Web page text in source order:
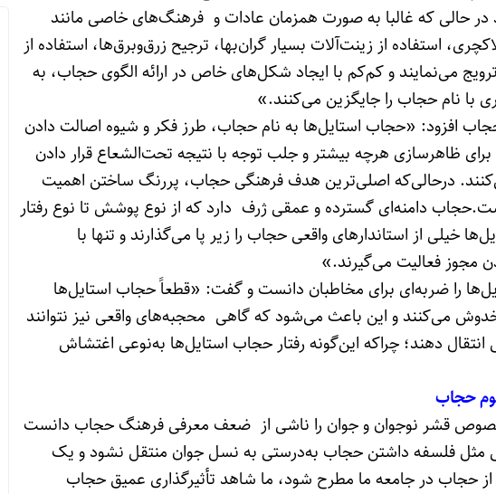
حالی که غالبا به صورت همزمان عادات و فرهنگ‌های خاصی مانند
استفاده از زینت‌آلات بسیار گران‌بها، ترجیح زرق‌وبرق‌ها، استفاده از
می‌نمایند و کم‌کم با ایجاد شکل‌های خاص در ارائه الگوی حجاب، به
نام حجاب را جایگزین می‌کنند.»
حجاب افزود: «حجاب استایل‌ها به نام حجاب، طرز فکر و شیوه اصالت دادن
ظاهرسازی هرچه بیشتر و جلب توجه با نتیجه تحت‌الشعاع قرار دادن
درحالی‌که اصلی‌ترین هدف فرهنگی حجاب، پررنگ ساختن اهمیت
دامنه‌ای گسترده‌ و عمقی ژرف دارد که از نوع پوشش تا نوع رفتار
خیلی از استاندارهای واقعی حجاب را زیر پا می‌گذارند و تنها با
مجوز فعالیت می‌گیرند.»
را ضربه‌ای برای مخاطبان دانست و گفت: «قطعاً حجاب استایل‌ها
می‌کنند و این باعث می‌شود که گاهی محجبه‌های واقعی نیز نتوانند
دهند؛ چراکه این‌گونه رفتار حجاب استایل‌ها به‌نوعی اغتشاش
حجاب
قشر نوجوان و جوان را ناشی از ضعف معرفی فرهنگ حجاب دانست
مثل فلسفه داشتن حجاب به‌درستی به نسل جوان منتقل نشود و یک
از حجاب در جامعه ما مطرح شود، ما شاهد تأثیرگذاری عمیق حجاب